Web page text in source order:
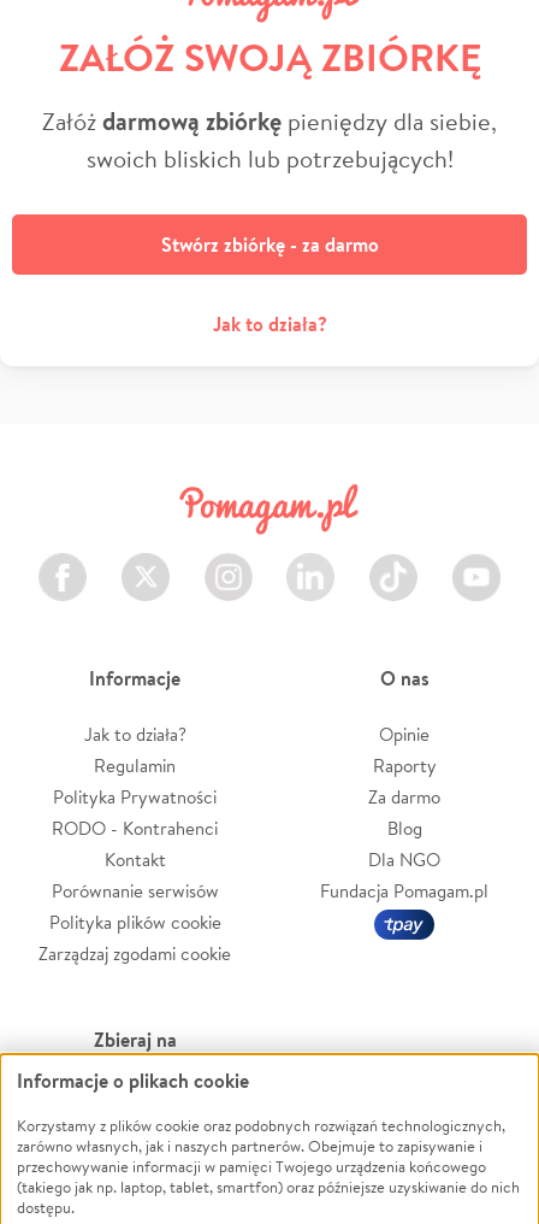
ZAŁÓŻ SWOJĄ ZBIÓRKĘ
Załóżdarmową zbiórkę pieniędzy dla siebie,
swoich bliskich lub potrzebujących!
Stwórz zbiórkę - za darmo
Jak to działa?
Facebook Twitter Instagram LinkedIn TikTok Youtube
Informacje
Jak to działa?
Regulamin
Polityka Prywatności
RODO - Kontrahenci
Kontakt
Porównanie serwisów
Polityka plików cookie
Zarządzaj zgodami cookie
O nas
Opinie
Raporty
Za darmo
Blog
Dla NGO
Fundacja Pomagam.pl
Zbieraj na
Leczenie
Zwierzęta
Pożar
Ukraina
Powódź
Wichura
NGO
Informacje o plikach cookie
Korzystamy z plików cookie oraz podobnych rozwiązań technologicznych,
zarówno własnych, jak i naszych partnerów. Obejmuje to zapisywanie i
przechowywanie informacji w pamięci Twojego urządzenia końcowego
(takiego jak np. laptop, tablet, smartfon) oraz późniejsze uzyskiwanie do nich
dostępu.